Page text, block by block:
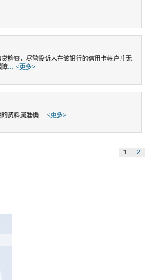
检查，尽管投诉人在该银行的信用卡帐户并无
障 ... <更多>
资料属准确 ... <更多>
1 2